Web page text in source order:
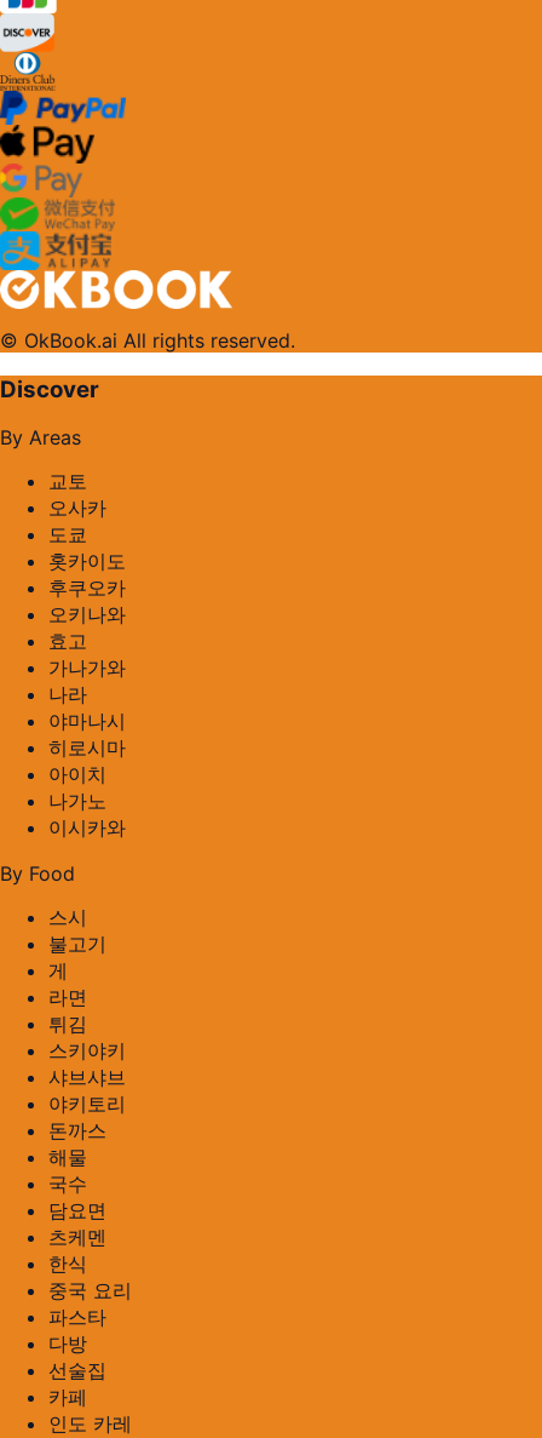
© OkBook.ai All rights reserved.
Discover
By Areas
교토
오사카
도쿄
홋카이도
후쿠오카
오키나와
효고
가나가와
나라
야마나시
히로시마
아이치
나가노
이시카와
By Food
스시
불고기
게
라면
튀김
스키야키
샤브샤브
야키토리
돈까스
해물
국수
담요면
츠케멘
한식
중국 요리
파스타
다방
선술집
카페
인도 카레